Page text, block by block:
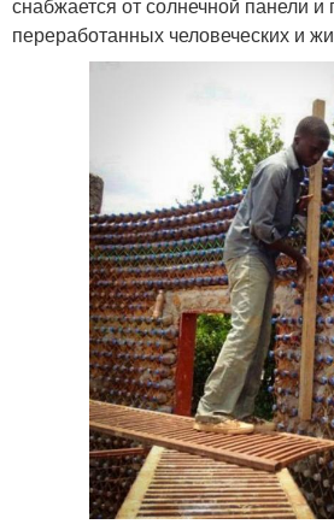
переработанных человеческих и